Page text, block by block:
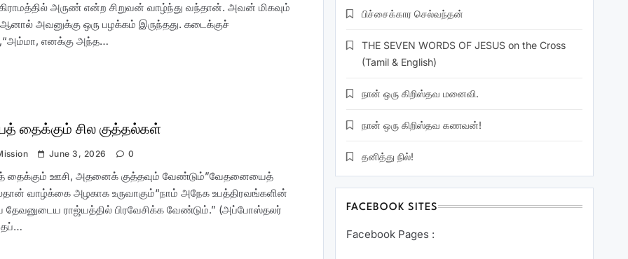
கிராமத்தில் அருண் என்ற சிறுவன் வாழ்ந்து வந்தான். அவன் மிகவும்
ஆனால் அவனுக்கு ஒரு பழக்கம் இருந்தது. கடைக்குச்
எனக்கு அந்த…
தைக்கும் சில குத்தல்கள்
June 3, 2026 0
தைக்கும் ஊசி, அதனைக் குத்தவும் வேண்டும்”வேதனையைத்
வாழ்க்கை அழகாக உருவாகும்“நாம் அநேக உபத்திரவங்களின்
தேவனுடைய ராஜ்யத்தில் பிரவேசிக்க வேண்டும்.” (அப்போஸ்தலர்
பிச்சைக்கார செல்வந்தன்
THE SEVEN WORDS OF JESUS on the Cross
(Tamil & English)
நான் ஒரு கிறிஸ்தவ மனைவி.
நான் ஒரு கிறிஸ்தவ கணவன்!
தனித்து நில்!
FACEBOOK SITES
Facebook Pages :